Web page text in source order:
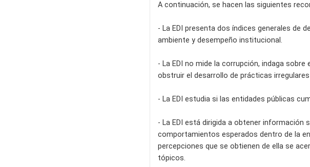
A continuación, se hacen las siguientes
- La EDI presenta dos índices generales de
ambiente y desempeño institucional.
- La EDI no mide la corrupción, indaga
obstruir el desarrollo de prácticas
- La EDI estudia si las entidades públicas
- La EDI está dirigida a obtener
comportamientos esperados dentro de la
percepciones que se obtienen de ella se
tópicos.